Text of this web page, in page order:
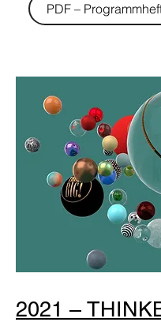
PDF –
2021 –